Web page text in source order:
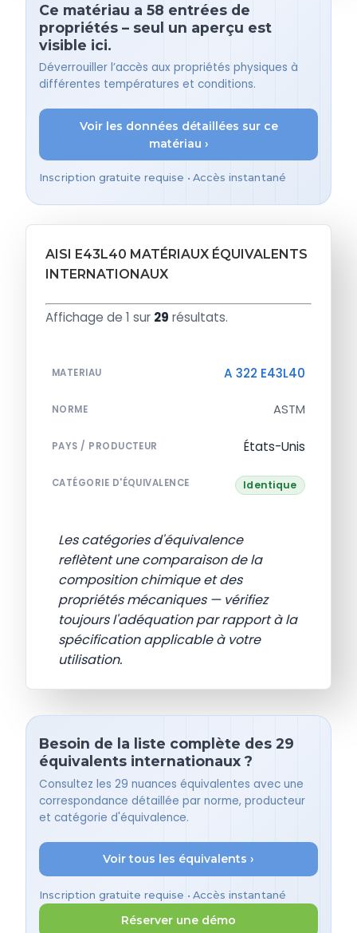
Ce matériau a 58 entrées de
propriétés – seul un aperçu est
visible ici.
Déverrouiller l’accès aux propriétés physiques à
différentes températures et conditions.
Voir les données détaillées sur ce
matériau ›
Inscription gratuite requise • Accès instantané
AISI E43L40 MATÉRIAUX ÉQUIVALENTS
INTERNATIONAUX
Affichage de 1 sur 29 résultats.
MATERIAU A 322 E43L40
NORME ASTM
PAYS / PRODUCTEUR États-Unis
CATÉGORIE D'ÉQUIVALENCE Identique
Les catégories d'équivalence
reflètent une comparaison de la
composition chimique et des
propriétés mécaniques — vérifiez
toujours l'adéquation par rapport à la
spécification applicable à votre
utilisation.
Besoin de la liste complète des 29
équivalents internationaux ?
Consultez les 29 nuances équivalentes avec une
correspondance détaillée par norme, producteur
et catégorie d'équivalence.
Voir tous les équivalents ›
Inscription gratuite requise • Accès instantané
Réserver une démo